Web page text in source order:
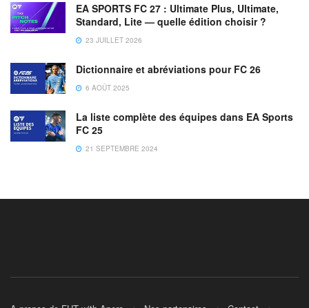
EA SPORTS FC 27 : Ultimate Plus, Ultimate,
Standard, Lite — quelle édition choisir ?
23 JUILLET 2026
Dictionnaire et abréviations pour FC 26
6 AOÛT 2025
La liste complète des équipes dans EA Sports
FC 25
21 SEPTEMBRE 2024